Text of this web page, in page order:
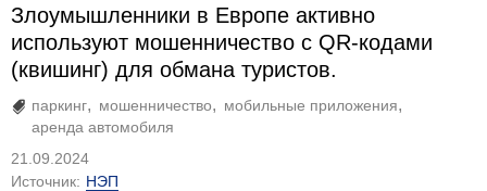
Злоумышленники в Европе активно
используют мошенничество с QR-кодами
(квишинг) для обмана туристов.
паркинг мошенничество
мобильные приложения
аренда автомобиля
21.09.2024
Источник: НЭП